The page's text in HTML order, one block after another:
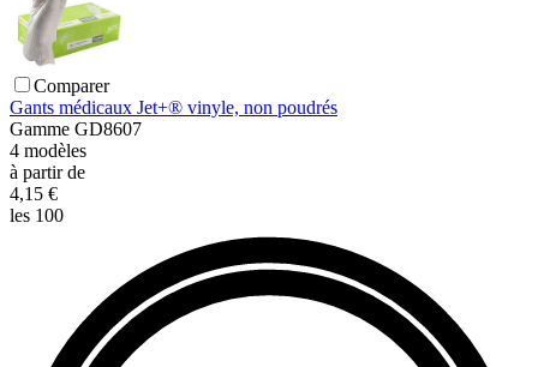
Comparer
Gants médicaux Jet+® vinyle, non poudrés
Gamme GD8607
4 modèles
à partir de
4,15 €
les 100